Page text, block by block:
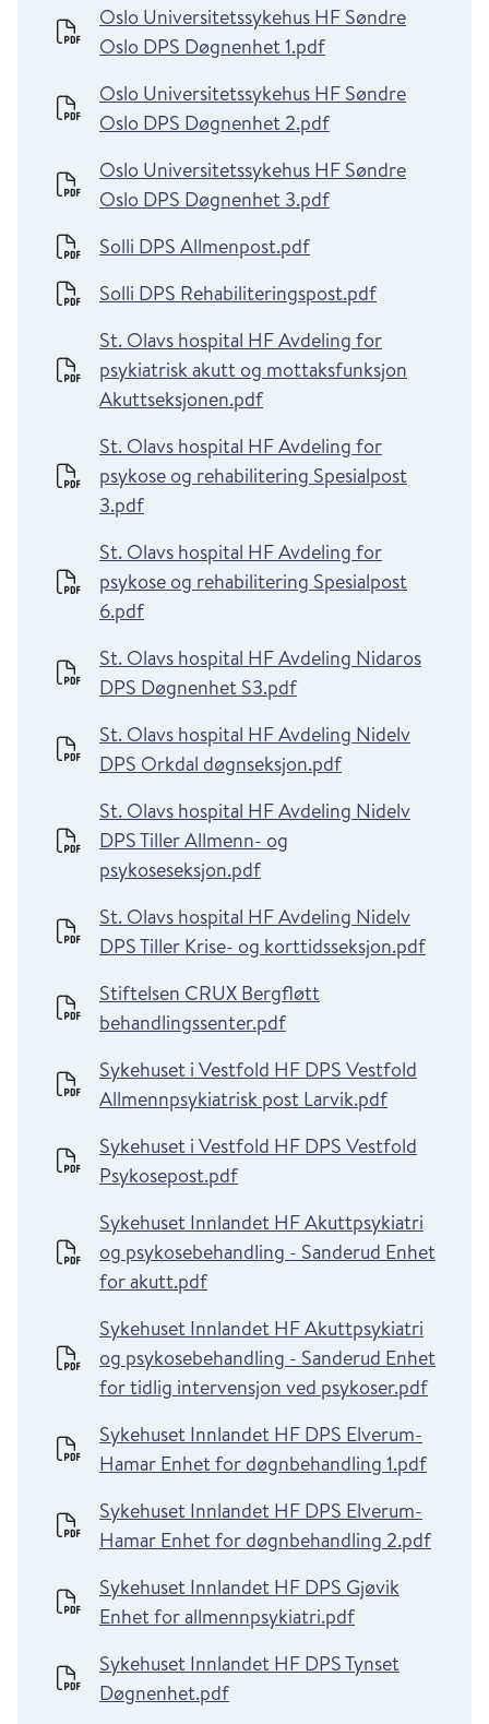
Oslo Universitetssykehus HF Søndre
Oslo DPS Døgnenhet 1.pdf
Oslo Universitetssykehus HF Søndre
Oslo DPS Døgnenhet 2.pdf
Oslo Universitetssykehus HF Søndre
Oslo DPS Døgnenhet 3.pdf
Solli DPS Allmenpost.pdf
Solli DPS Rehabiliteringspost.pdf
St. Olavs hospital HF Avdeling for
psykiatrisk akutt og mottaksfunksjon
Akuttseksjonen.pdf
St. Olavs hospital HF Avdeling for
psykose og rehabilitering Spesialpost
3.pdf
St. Olavs hospital HF Avdeling for
psykose og rehabilitering Spesialpost
6.pdf
St. Olavs hospital HF Avdeling Nidaros
DPS Døgnenhet S3.pdf
St. Olavs hospital HF Avdeling Nidelv
DPS Orkdal døgnseksjon.pdf
St. Olavs hospital HF Avdeling Nidelv
DPS Tiller Allmenn- og
psykoseseksjon.pdf
St. Olavs hospital HF Avdeling Nidelv
DPS Tiller Krise- og korttidsseksjon.pdf
Stiftelsen CRUX Bergfløtt
behandlingssenter.pdf
Sykehuset i Vestfold HF DPS Vestfold
Allmennpsykiatrisk post Larvik.pdf
Sykehuset i Vestfold HF DPS Vestfold
Psykosepost.pdf
Sykehuset Innlandet HF Akuttpsykiatri
og psykosebehandling - Sanderud Enhet
for akutt.pdf
Sykehuset Innlandet HF Akuttpsykiatri
og psykosebehandling - Sanderud Enhet
for tidlig intervensjon ved psykoser.pdf
Sykehuset Innlandet HF DPS Elverum-
Hamar Enhet for døgnbehandling 1.pdf
Sykehuset Innlandet HF DPS Elverum-
Hamar Enhet for døgnbehandling 2.pdf
Sykehuset Innlandet HF DPS Gjøvik
Enhet for allmennpsykiatri.pdf
Sykehuset Innlandet HF DPS Tynset
Døgnenhet.pdf